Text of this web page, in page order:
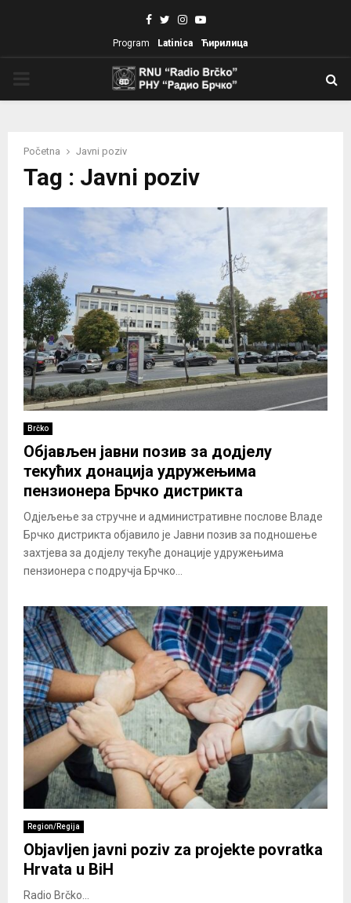
Facebook
TwitterInstagram
Youtube
Program Latinica Ћирилица
Početna Javni poziv
Tag : Javni poziv
Brčko
Објављен јавни позив за додјелу
текућих донација удружењима
пензионера Брчко дистрикта
Одјељење за стручне и административне послове Владе
Брчко дистрикта објавило је Јавни позив за подношење
захтјева за додјелу текуће донације удружењима
пензионера с подручја Брчко...
Region/Regija
Objavljen javni poziv za projekte povratka
Hrvata u BiH
Radio Brčko...